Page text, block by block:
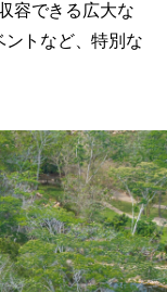
容できる広大な
トなど、特別な